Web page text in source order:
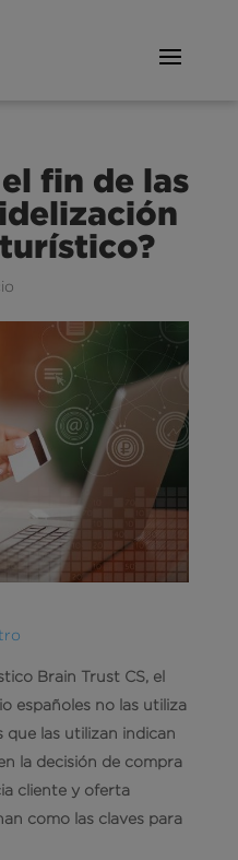
fin de las
Brain Trust CS, el
españoles no las utiliza
que las utilizan indican
la decisión de compra
cliente y oferta
como las claves para